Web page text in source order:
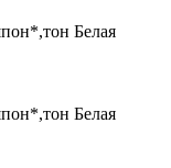
Белая
Белая